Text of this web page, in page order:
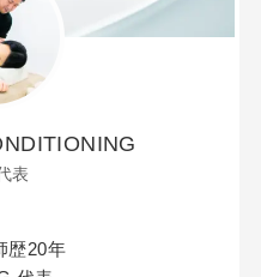
表
歴20年